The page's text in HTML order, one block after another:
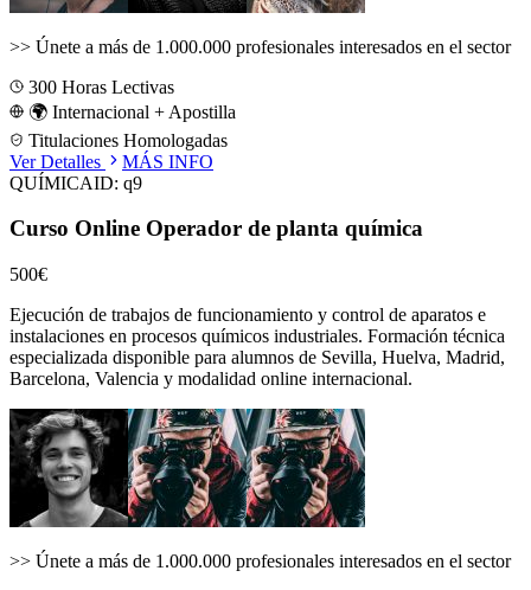
>> Únete a más de 1.000.000 profesionales interesados en el sector
300 Horas Lectivas
🌍 Internacional + Apostilla
Titulaciones Homologadas
Ver Detalles
MÁS INFO
QUÍMICAID: q9
Curso Online Operador de planta química
500€
Ejecución de trabajos de funcionamiento y control de aparatos e
instalaciones en procesos químicos industriales. Formación técnica
especializada disponible para alumnos de Sevilla, Huelva, Madrid,
Barcelona, Valencia y modalidad online internacional.
>> Únete a más de 1.000.000 profesionales interesados en el sector